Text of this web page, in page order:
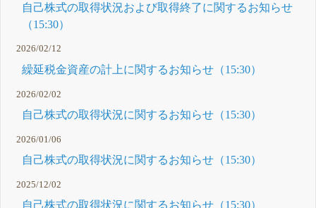
自己株式の取得状況および取得終了に関するお知らせ
（15:30）
2026/02/12
繰延税金資産の計上に関するお知らせ（15:30）
2026/02/02
自己株式の取得状況に関するお知らせ（15:30）
2026/01/06
自己株式の取得状況に関するお知らせ（15:30）
2025/12/02
自己株式の取得状況に関するお知らせ（15:30）